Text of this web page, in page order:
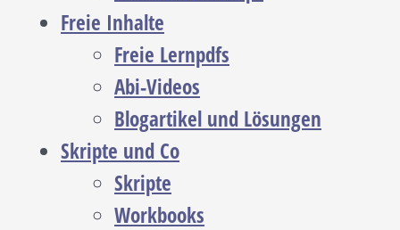
Freie Inhalte
Freie Lernpdfs
Abi-Videos
Blogartikel und Lösungen
Skripte und Co
Skripte
Workbooks